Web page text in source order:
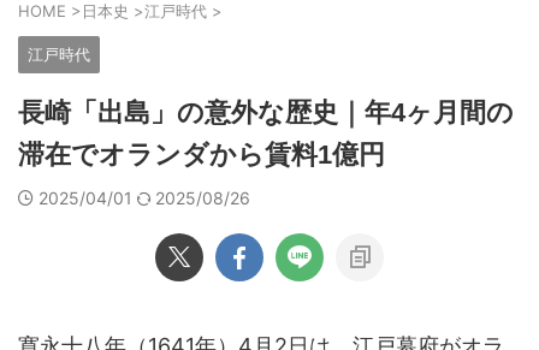
HOME >日本史 >江戸時代 >
江戸時代
長崎「出島」の意外な歴史｜年4ヶ月間の
滞在でオランダから賃料1億円
2025/04/01 2025/08/26